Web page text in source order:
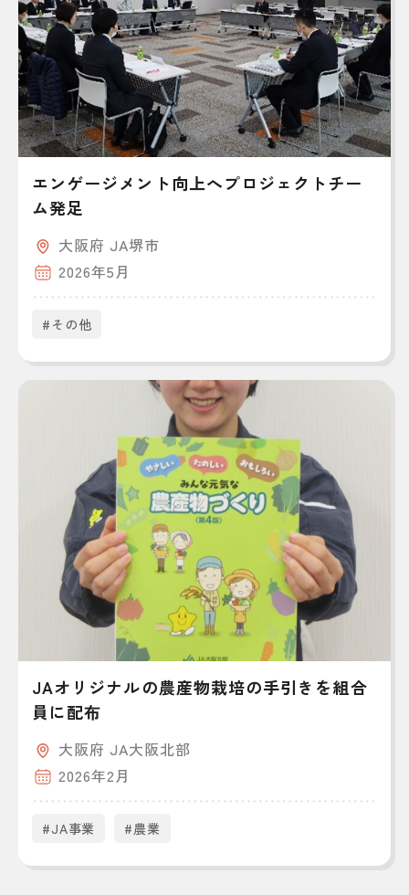
エンゲージメント向上へプロジェクトチー
ム発足
大阪府 JA堺市
2026年5月
#その他
JAオリジナルの農産物栽培の手引きを組合
員に配布
大阪府 JA大阪北部
2026年2月
#JA事業 #農業